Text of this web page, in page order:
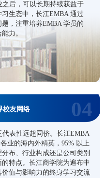
后，可以长期持续获益于
生态中，长江EMBA 通过
，注重培养EMBA 学员的
力。
校友网络 04
表性远超同侪。长江EMBA
业的海内外精英，95% 以上
布、行业构成还是公司类别
特点。长江商学院为遍布中
值与影响力的终身学习交流